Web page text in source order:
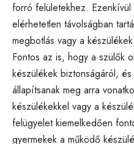
forró felületekhez.
elérhetetlen távolságban
megbotlás vagy a
Fontos az is, hogy a szülők
készülékek biztonságáról,
állapítsanak meg arra
készülékekkel vagy a
felügyelet kiemelkedően
gyermekek a működő